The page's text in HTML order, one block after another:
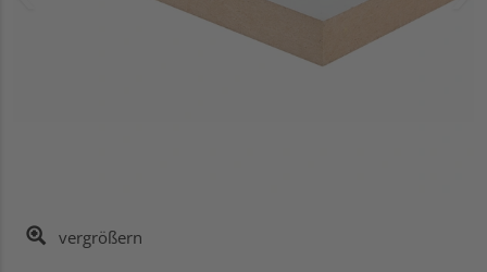
vergrößern